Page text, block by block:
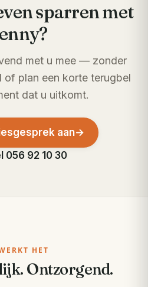
sparren met
met u mee — zonder
of plan een korte terugbel
dat u uitkomt.
aan→
056 92 10 30
HET
Ontzorgend.